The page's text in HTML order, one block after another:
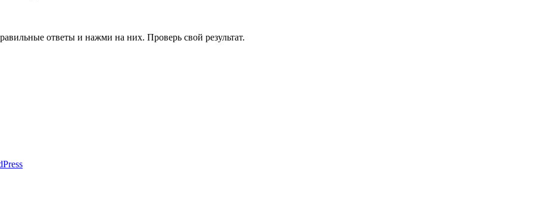
ответы и нажми на них. Проверь свой результат.